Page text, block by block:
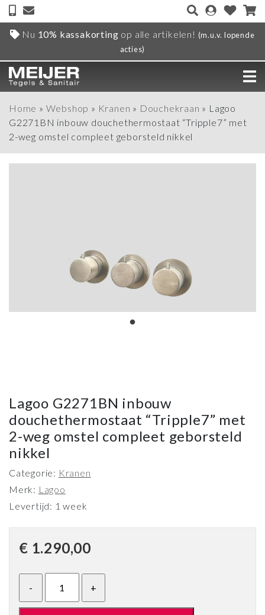
Nu 10% kassakorting op alle artikelen! (m.u.v. lopende
acties)
Home » Webshop » Kranen » Douchekraan » Lagoo
G2271BN inbouw douchethermostaat “Tripple7” met
2-weg omstel compleet geborsteld nikkel
Lagoo G2271BN inbouw
douchethermostaat “Tripple7” met
2-weg omstel compleet geborsteld
nikkel
Categorie: Kranen
Merk: Lagoo
Levertijd: 1 week
€ 1.290,00